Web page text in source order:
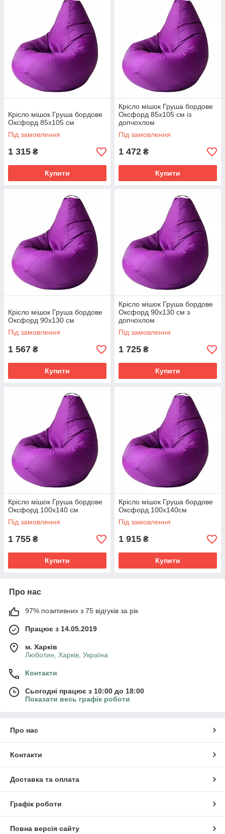
Крісло мішок Груша бордове
Оксфорд 85х105 см
Під замовлення
1 315 ₴
Купити
Крісло мішок Груша бордове
Оксфорд 85х105 см із
допчохлом
Під замовлення
1 472 ₴
Купити
Крісло мішок Груша бордове
Оксфорд 90х130 см
Під замовлення
1 567 ₴
Купити
Крісло мішок Груша бордове
Оксфорд 90х130 см з
допчохлом
Під замовлення
1 725 ₴
Купити
Крісло мішок Груша бордове
Оксфорд 100х140 см
Під замовлення
1 755 ₴
Купити
Крісло мішок Груша бордове
Оксфорд 100х140см
Під замовлення
1 915 ₴
Купити
Про нас
97% позитивних з 75 відгуків за рік
Працює з 14.05.2019
м. Харків
Люботин, Харків, Україна
Контакти
Сьогодні працює з 10:00 до 18:00
Показати весь графік роботи
Про нас
Контакти
Доставка та оплата
Графік роботи
Повна версія сайту